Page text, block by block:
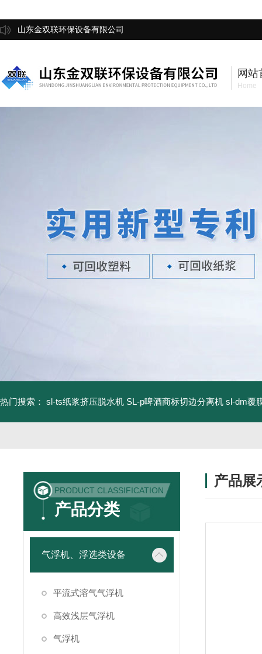
山东金双联环保设备有限公司
网站
Home
热门搜索： sl-ts纸浆挤压脱水机 SL-p啤酒商标切边分离机 sl-dm覆
PRODUCT CLASSIFICATION
产品分类
气浮机、浮选类设备
平流式溶气气浮机
高效浅层气浮机
气浮机
产品展